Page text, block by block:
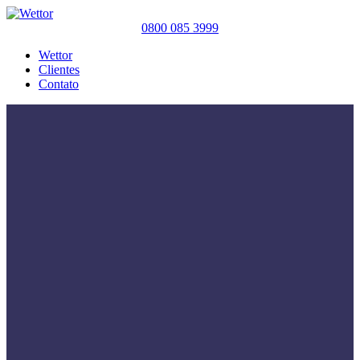
0800 085 3999
Wettor
Clientes
Contato